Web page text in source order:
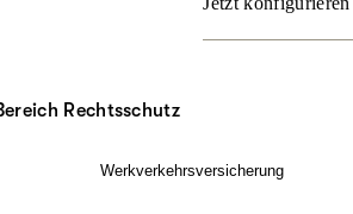
Rechtsschutz
Werkverkehrsversicherung